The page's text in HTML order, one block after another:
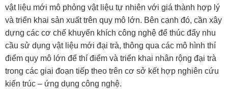
vật liệu mới mô phỏng vật liệu tự nhiên với giá thành hợp lý
và triển khai sản xuất trên quy mô lớn. Bên cạnh đó, cần xây
dựng các cơ chế khuyến khích công nghệ để thúc đẩy nhu
cầu sử dụng vật liệu mới đại trà, thông qua các mô hình thí
điểm quy mô lớn để thí điểm và triển khai nhân rộng đại trà
trong các giai đoạn tiếp theo trên cơ sở kết hợp nghiên cứu
kiến trúc – ứng dụng công nghệ.